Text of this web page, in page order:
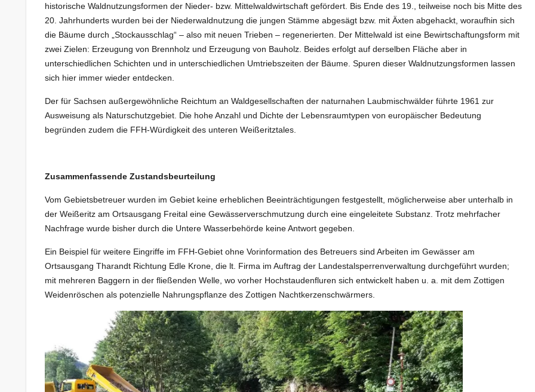
historische Waldnutzungsformen der Nieder- bzw. Mittelwaldwirtschaft gefördert. Bis Ende des 19., teilweise noch bis Mitte des
20. Jahrhunderts wurden bei der Niederwaldnutzung die jungen Stämme abgesägt bzw. mit Äxten abgehackt, woraufhin sich
die Bäume durch „Stockausschlag“ – also mit neuen Trieben – regenerierten. Der Mittelwald ist eine Bewirtschaftungsform mit
zwei Zielen: Erzeugung von Brennholz und Erzeugung von Bauholz. Beides erfolgt auf derselben Fläche aber in
unterschiedlichen Schichten und in unterschiedlichen Umtriebszeiten der Bäume. Spuren dieser Waldnutzungsformen lassen
sich hier immer wieder entdecken.
Der für Sachsen außergewöhnliche Reichtum an Waldgesellschaften der naturnahen Laubmischwälder führte 1961 zur
Ausweisung als Naturschutzgebiet. Die hohe Anzahl und Dichte der Lebensraumtypen von europäischer Bedeutung
begründen zudem die FFH-Würdigkeit des unteren Weißeritztales.
Zusammenfassende Zustandsbeurteilung
Vom Gebietsbetreuer wurden im Gebiet keine erheblichen Beeinträchtigungen festgestellt, möglicherweise aber unterhalb in
der Weißeritz am Ortsausgang Freital eine Gewässerverschmutzung durch eine eingeleitete Substanz. Trotz mehrfacher
Nachfrage wurde bisher durch die Untere Wasserbehörde keine Antwort gegeben.
Ein Beispiel für weitere Eingriffe im FFH-Gebiet ohne Vorinformation des Betreuers sind Arbeiten im Gewässer am
Ortsausgang Tharandt Richtung Edle Krone, die lt. Firma im Auftrag der Landestalsperrenverwaltung durchgeführt wurden;
mit mehreren Baggern in der fließenden Welle, wo vorher Hochstaudenfluren sich entwickelt haben u. a. mit dem Zottigen
Weidenröschen als potenzielle Nahrungspflanze des Zottigen Nachtkerzenschwärmers.